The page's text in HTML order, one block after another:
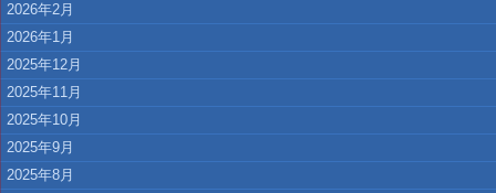
2026年2月
2026年1月
2025年12月
2025年11月
2025年10月
2025年9月
2025年8月